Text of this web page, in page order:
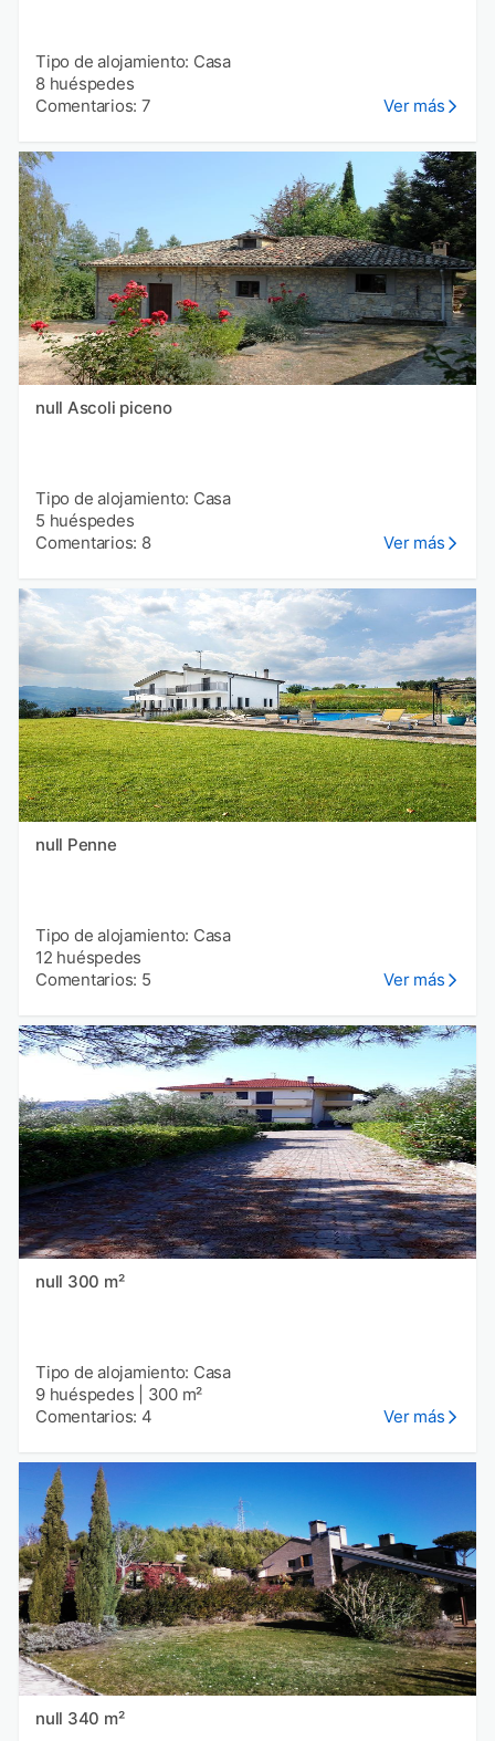
Tipo de alojamiento: Casa
8 huéspedes
Comentarios: 7
Ver más
null Ascoli piceno
Tipo de alojamiento: Casa
5 huéspedes
Comentarios: 8
Ver más
null Penne
Tipo de alojamiento: Casa
12 huéspedes
Comentarios: 5
Ver más
null 300 m²
Tipo de alojamiento: Casa
9 huéspedes
300 m²
Comentarios: 4
Ver más
null 340 m²